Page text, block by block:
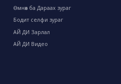
Өмнөх ба Дараах зураг
Бодит селфи зураг
АЙ ДИ Зарлал
АЙ ДИ Видео